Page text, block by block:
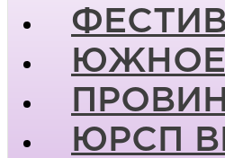
ЮЖНОЕ
ЮРСП